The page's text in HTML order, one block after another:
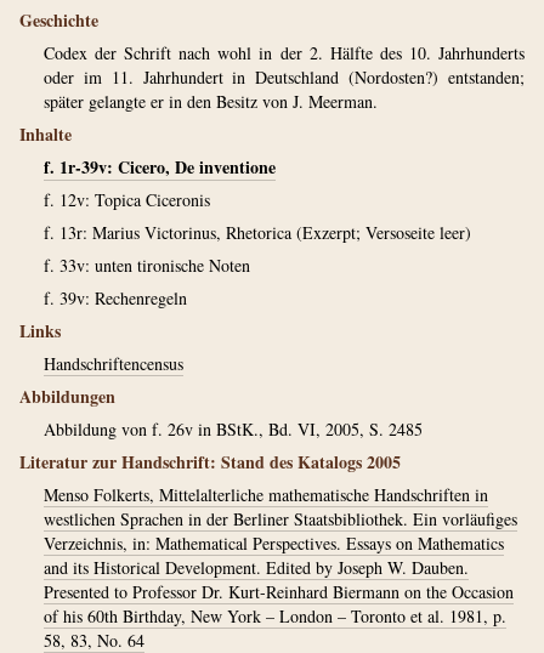
Geschichte
Codex der Schrift nach wohl in der 2. Hälfte des 10. Jahrhunderts
oder im 11. Jahrhundert in Deutschland (Nordosten?) entstanden;
später gelangte er in den Besitz von J. Meerman.
Inhalte
f. 1r-39v: Cicero, De inventione
f. 12v: Topica Ciceronis
f. 13r: Marius Victorinus, Rhetorica (Exzerpt; Versoseite leer)
f. 33v: unten tironische Noten
f. 39v: Rechenregeln
Links
Handschriftencensus
Abbildungen
Abbildung von f. 26v in BStK., Bd. VI, 2005, S. 2485
Literatur zur Handschrift: Stand des Katalogs 2005
Menso Folkerts, Mittelalterliche mathematische Handschriften in
westlichen Sprachen in der Berliner Staatsbibliothek. Ein vorläufiges
Verzeichnis, in: Mathematical Perspectives. Essays on Mathematics
and its Historical Development. Edited by Joseph W. Dauben.
Presented to Professor Dr. Kurt-Reinhard Biermann on the Occasion
of his 60th Birthday, New York – London – Toronto et al. 1981, p.
58, 83, No. 64